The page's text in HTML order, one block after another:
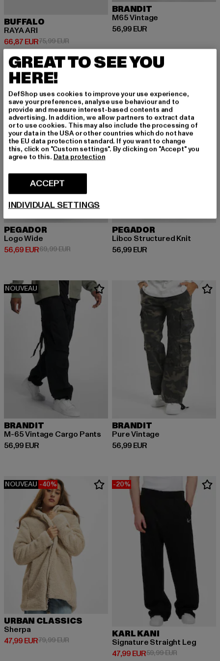
BUFFALO
RAYA ARI
66,87 EUR
Prix courant: 66,87 EUR
75,99 EURPrix en promotion: 75,99 EUR
BRANDIT
M65 Vintage
56,99 EUR
Prix courant: 56,99 EUR
-19%
PEGADOR
Logo Wide
56,69 EUR
Prix courant: 56,69 EUR
69,99 EURPrix en promotion: 69,99 EUR
PEGADOR
Libco Structured Knit
56,99 EUR
Prix courant: 56,99 EUR
NOUVEAU
BRANDIT
M-65 Vintage Cargo Pants
56,99 EUR
Prix courant: 56,99 EUR
BRANDIT
Pure Vintage
56,99 EUR
Prix courant: 56,99 EUR
NOUVEAU -40%
URBAN CLASSICS
Sherpa
47,99 EUR
Prix courant: 47,99 EUR
79,99 EURPrix en promotion: 79,99 EUR
-20%
KARL KANI
Signature Straight Leg
47,99 EUR
Prix courant: 47,99 EUR
59,99 EURPrix en
GREAT TO SEE YOU
HERE!
DefShop uses cookies to improve your use experience,
save your preferences, analyse use behaviour and to
provide and measure interest-based contents and
advertising. In addition, we allow partners to extract data
or to use cookies. This may also include the processing of
your data in the USA or other countries which do not have
the EU data protection standard. If you want to change
this, click on "Custom settings". By clicking on "Accept" you
agree to this. Data protection
ACCEPT
INDIVIDUAL SETTINGS